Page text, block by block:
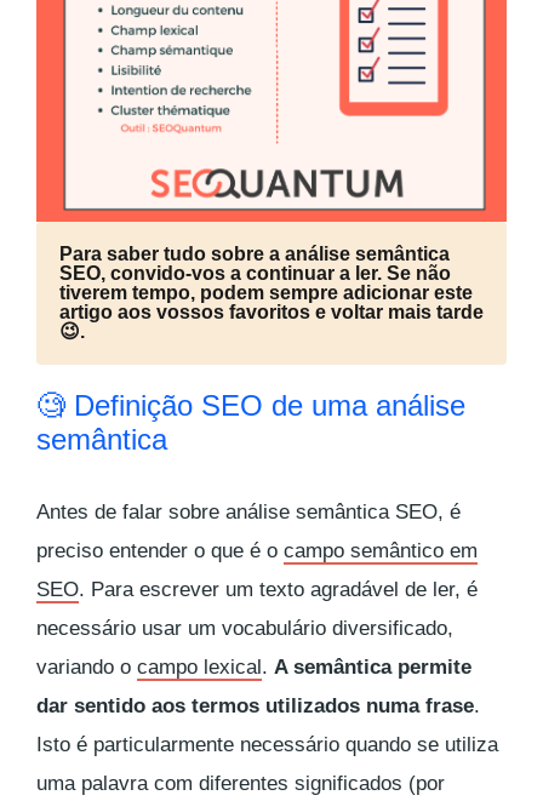
Para saber tudo sobre a análise semântica
SEO, convido-vos a continuar a ler. Se não
tiverem tempo, podem sempre adicionar este
artigo aos vossos favoritos e voltar mais tarde
😉.
🧐 Definição SEO de uma análise
semântica
Antes de falar sobre análise semântica SEO, é
preciso entender o que é o campo semântico em
SEO. Para escrever um texto agradável de ler, é
necessário usar um vocabulário diversificado,
variando o campo lexical. A semântica permite
dar sentido aos termos utilizados numa frase.
Isto é particularmente necessário quando se utiliza
uma palavra com diferentes significados (por